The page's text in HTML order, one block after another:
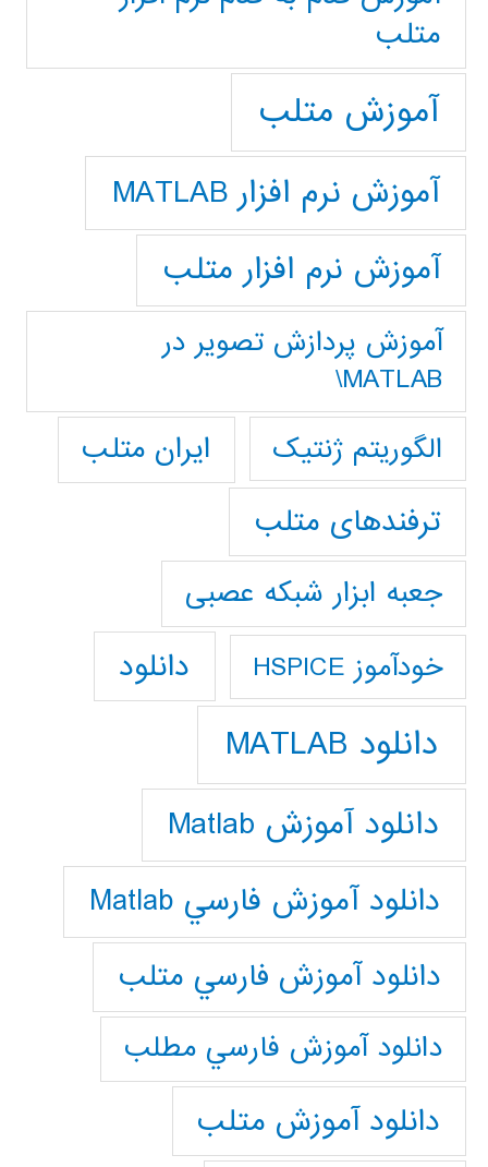
متلب
آموزش متلب
آموزش نرم افزار MATLAB
آموزش نرم افزار متلب
آموزش پردازش تصوير در
MATLAB\
الگوریتم ژنتیک
ایران متلب
ترفندهای متلب
جعبه ابزار شبکه عصبی
خودآموز HSPICE دانلود
دانلود MATLAB
دانلود آموزش Matlab
دانلود آموزش فارسي Matlab
دانلود آموزش فارسي متلب
دانلود آموزش فارسي مطلب
دانلود آموزش متلب